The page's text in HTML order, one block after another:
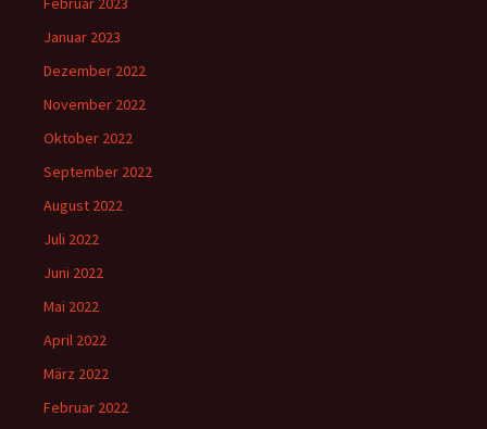
Januar 2023
Dezember 2022
November 2022
Oktober 2022
September 2022
August 2022
Juli 2022
Juni 2022
Mai 2022
April 2022
März 2022
Februar 2022